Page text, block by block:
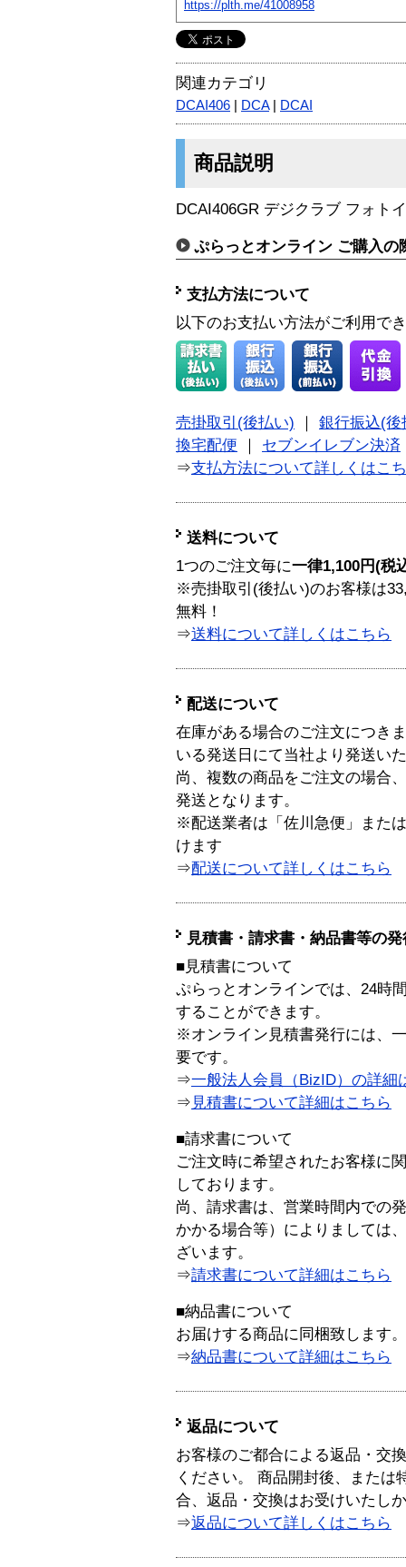
https://plth.me/41008958
関連カテゴリ
DCAI406 DCA| DCAI
商品説明
DCAI406GR デジクラブ フォト
ぷらっとオンライン ご購入の
支払方法について
以下のお支払い方法がご利用で
売掛取引(後払い)
銀行振込(後
換宅配便
セブンイレブン決済
⇒支払方法について詳しくはこ
送料について
1つのご注文毎に一律1,100円(税
※売掛取引(後払い)のお客様は
無料！
⇒送料について詳しくはこちら
配送について
在庫がある場合のご注文につき
いる発送日にて当社より発送い
尚、複数の商品をご注文の場合
発送となります。
※配送業者は「佐川急便」また
けます
⇒配送について詳しくはこちら
見積書・請求書・納品書等の
■見積書について
ぷらっとオンラインでは、24時
することができます。
※オンライン見積書発行には、
要です。
⇒一般法人会員（BizID）の詳細
⇒ 見積書について詳細はこちら
■請求書について
ご注文時に希望されたお客様に
しております。
尚、請求書は、営業時間内での
かかる場合等）によりましては
ざいます。
⇒請求書について詳細はこちら
■納品書について
お届けする商品に同梱致します。
⇒納品書について詳細はこちら
返品について
お客様のご都合による返品・交
ください。 商品開封後、または
合、返品・交換はお受けいたし
⇒返品について詳しくはこちら